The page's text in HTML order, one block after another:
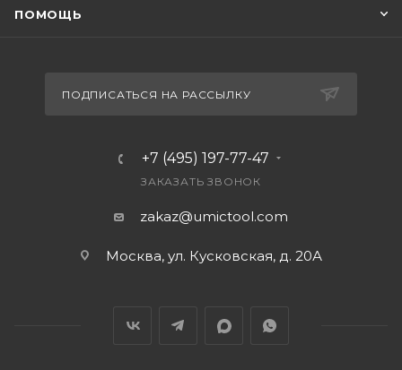
ПОМОЩЬ
ПОДПИСАТЬСЯ НА РАССЫЛКУ
+7 (495) 197-77-47
ЗАКАЗАТЬ ЗВОНОК
zakaz@umictool.com
Москва, ул. Кусковская, д. 20А